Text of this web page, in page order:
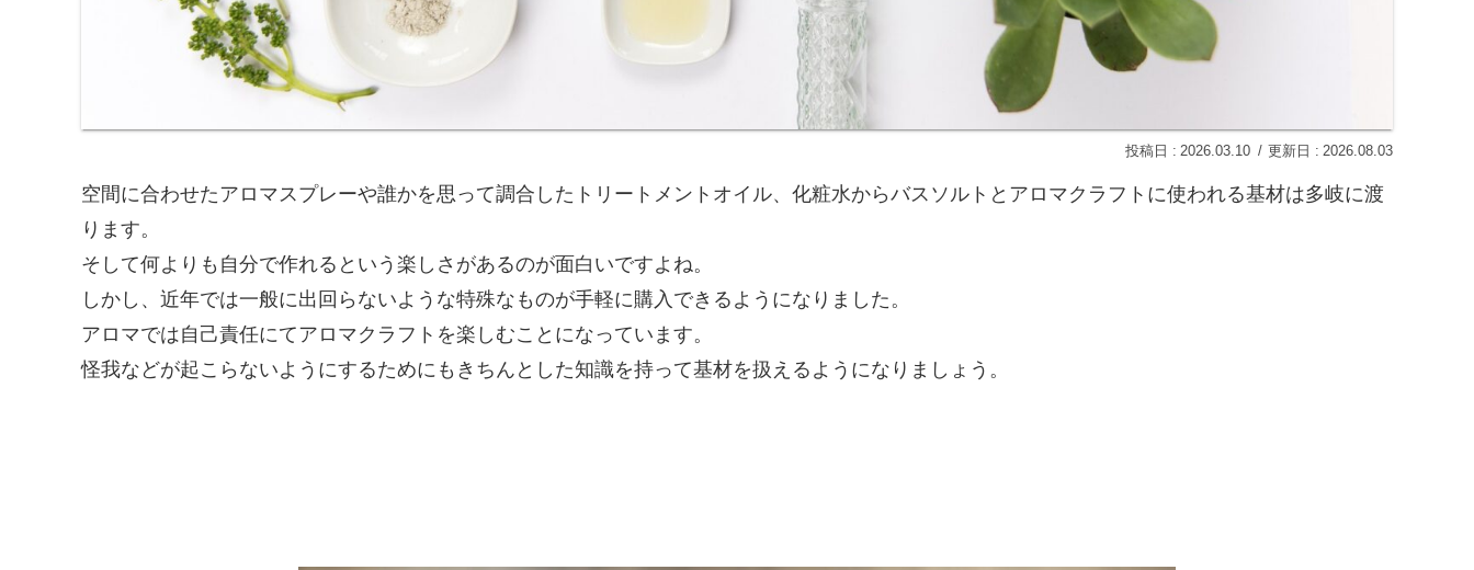
2026.03.10 2026.08.03
空間に合わせたアロマスプレーや誰かを思って調合したトリートメントオイル、化粧水からバスソルトとアロマクラフトに使われる基材は多岐に渡
ります。
そして何よりも自分で作れるという楽しさがあるのが面白いですよね。
しかし、近年では一般に出回らないような特殊なものが手軽に購入できるようになりました。
アロマでは自己責任にてアロマクラフトを楽しむことになっています。
怪我などが起こらないようにするためにもきちんとした知識を持って基材を扱えるようになりましょう。